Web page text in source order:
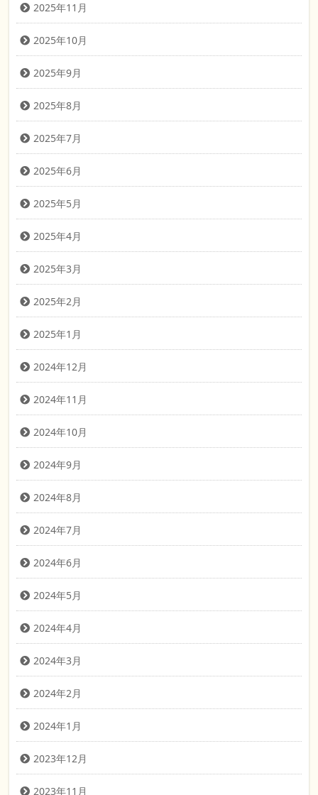
2025年11月
2025年10月
2025年9月
2025年8月
2025年7月
2025年6月
2025年5月
2025年4月
2025年3月
2025年2月
2025年1月
2024年12月
2024年11月
2024年10月
2024年9月
2024年8月
2024年7月
2024年6月
2024年5月
2024年4月
2024年3月
2024年2月
2024年1月
2023年12月
2023年11月